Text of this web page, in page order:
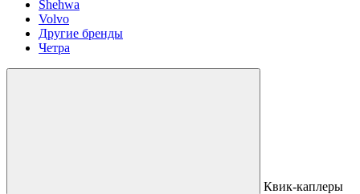
Shehwa
Volvo
Другие бренды
Четра
Квик-каплеры